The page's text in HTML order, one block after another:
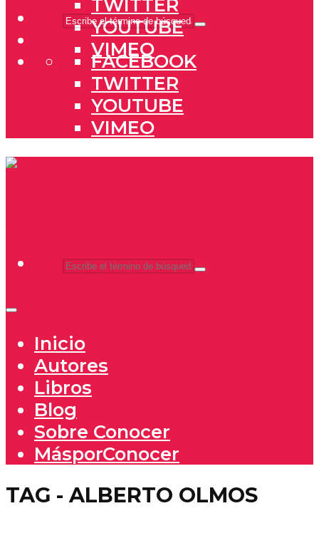
TWITTER
YOUTUBE
VIMEO
FACEBOOK
TWITTER
YOUTUBE
VIMEO
Inicio
Autores
Libros
Blog
Sobre Conocer
MásporConocer
TAG - ALBERTO OLMOS